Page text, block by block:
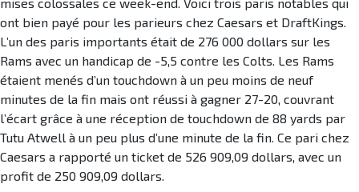
ont bien payé pour les parieurs chez Caesars et DraftKings.
L’un des paris importants était de 276 000 dollars sur les
Rams avec un handicap de -5,5 contre les Colts. Les Rams
étaient menés d’un touchdown à un peu moins de neuf
minutes de la fin mais ont réussi à gagner 27-20, couvrant
l’écart grâce à une réception de touchdown de 88 yards par
Tutu Atwell à un peu plus d’une minute de la fin. Ce pari chez
Caesars a rapporté un ticket de 526 909,09 dollars, avec un
profit de 250 909,09 dollars.